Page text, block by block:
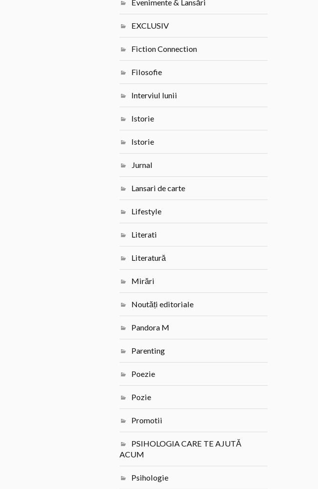
Evenimente & Lansări
EXCLUSIV
Fiction Connection
Filosofie
Interviul lunii
Istorie
Istorie
Jurnal
Lansari de carte
Lifestyle
Literati
Literatură
Mirări
Noutăți editoriale
Pandora M
Parenting
Poezie
Pozie
Promotii
PSIHOLOGIA CARE TE AJUTĂ
ACUM
Psihologie